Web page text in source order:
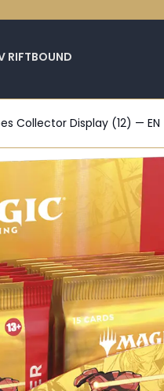
RIFTBOUND
Collector Display (12) — EN